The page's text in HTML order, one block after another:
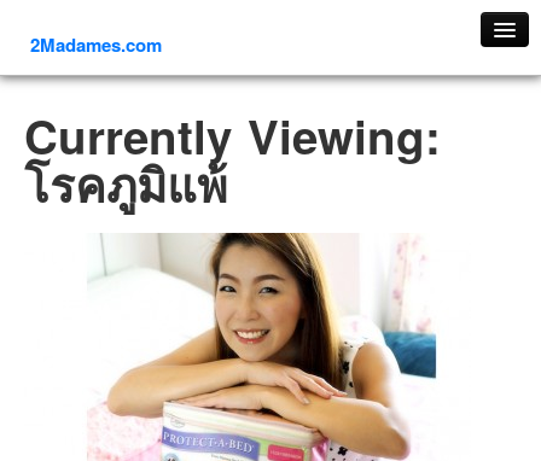
2Madames.com
ภาคเหนือ
ภาคใต้
ภาคตะวันออก
ภาคกลาง
ทริปต่างประเทศ
Currently Viewing:
โรคภูมิแพ้